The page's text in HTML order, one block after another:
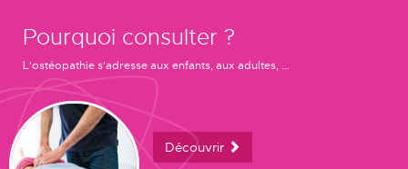
Pourquoi consulter ?
L'ostéopathie s'adresse aux enfants, aux adultes, ...
Découvrir